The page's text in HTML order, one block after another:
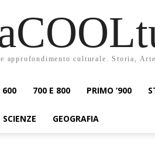
approfondimento culturale. Storia,
600 700 E 800 PRIMO ‘900
SCIENZE GEOGRAFIA